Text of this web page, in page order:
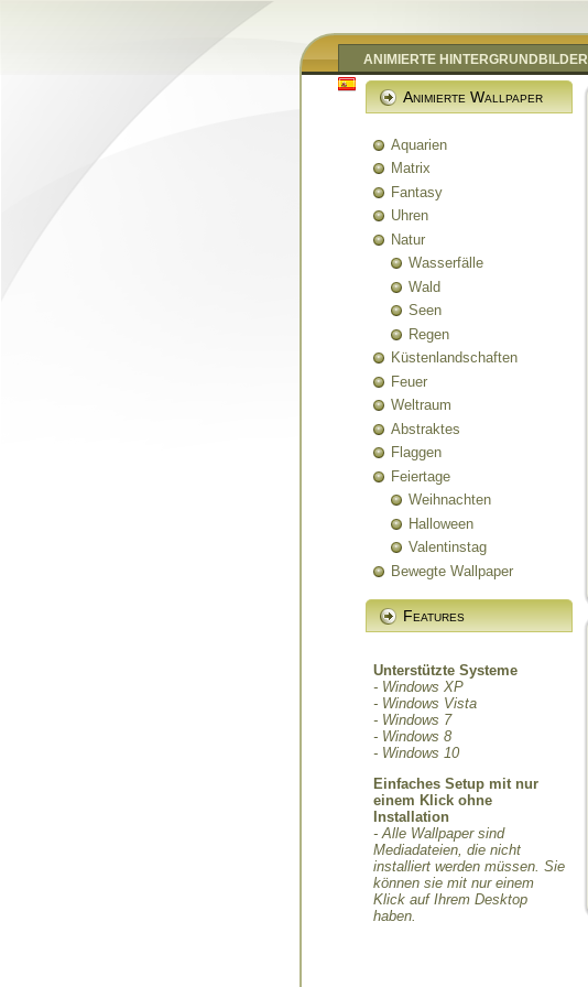
ANIMIERTE HINTERGRUNDBILDER
Animierte Wallpaper
Aquarien
Matrix
Fantasy
Uhren
Natur
Wasserfälle
Wald
Seen
Regen
Küstenlandschaften
Feuer
Weltraum
Abstraktes
Flaggen
Feiertage
Weihnachten
Halloween
Valentinstag
Bewegte Wallpaper
Features
Unterstützte Systeme
- Windows XP
- Windows Vista
- Windows 7
- Windows 8
- Windows 10
Einfaches Setup mit nur
einem Klick ohne
Installation
- Alle Wallpaper sind
Mediadateien, die nicht
installiert werden müssen. Sie
können sie mit nur einem
Klick auf Ihrem Desktop
haben.